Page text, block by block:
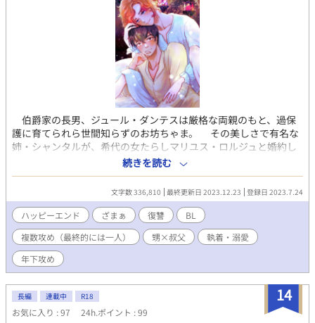
伯爵家の長男、ジュール・ダンテスは厳格な両親のもと、過保
護に育てられら世間知らずのお坊ちゃま。 その美しさで有名な
姉・シャンタルが、希代の女たらしマリユス・ロルジュと婚約し
たことを知ったジュールは、その結婚に反対するため、マリユス
へ抗議に向かう。 だが、箱入り息子のジュールは、百戦錬磨の
マリユスにあっさり陥落され、秘密の愛人にされてしまう。 姉
のシャンタルとマリユスの結婚後も、マリユスとのただれた関係
を続けていたジュールだったが、その逢瀬を父親に目撃され、そ
れを引き金に、マリユスはほかの女性との数々の浮気が明るみに
出る。 王の側室とも姦通していたことがバレたマリユスは、国
外追放の処分を受けるが、姉からの命令でジュールは、マリユス
と先妻との息子であるテオドールを引き取る羽目になってしま
に一度、男の精をその身に受けないと衰弱死してしまうという宿
命を負ってしまった。 シャンタルは言った。「あなたがテオド
ールを完璧な紳士に育てて、王女と結婚させなさい！ それがマ
続きを読む
文字数 336,810 最終更新日 2023.12.23 登録日 2023.7.24
ハッピーエンド ざまぁ 復讐
BL
複数攻め（最終的には一人）
甥×叔父
執着・溺愛
年下攻め
14
長編 連載中 R18
お気に入り : 97 24h.ポイント : 99